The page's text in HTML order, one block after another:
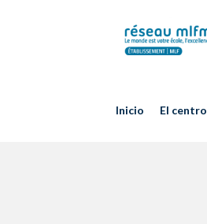
Inicio El centro